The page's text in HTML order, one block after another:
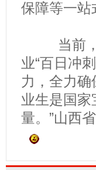
保障等一站
当前，各
业“百日冲
力，全力确
业生是国
量。”山西